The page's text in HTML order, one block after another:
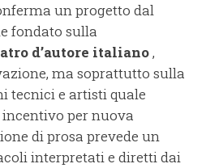
un progetto dal
fondato sulla
d’autore italiano,
ma soprattutto sulla
tecnici e artisti quale
incentivo per nuova
di prosa prevede un
interpretati e diretti dai